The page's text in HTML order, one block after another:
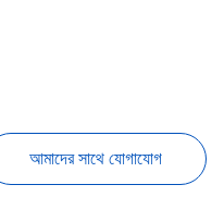
আমাদের সাথে যোগাযোগ